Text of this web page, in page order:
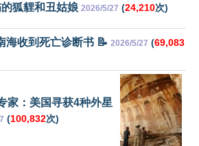
狐貍和丑姑娘 2026/5/27 (24,210次)
海收到死亡诊断书 📝 2026/5/27 (69,083
家：美国寻获4种外星
(100,832次)